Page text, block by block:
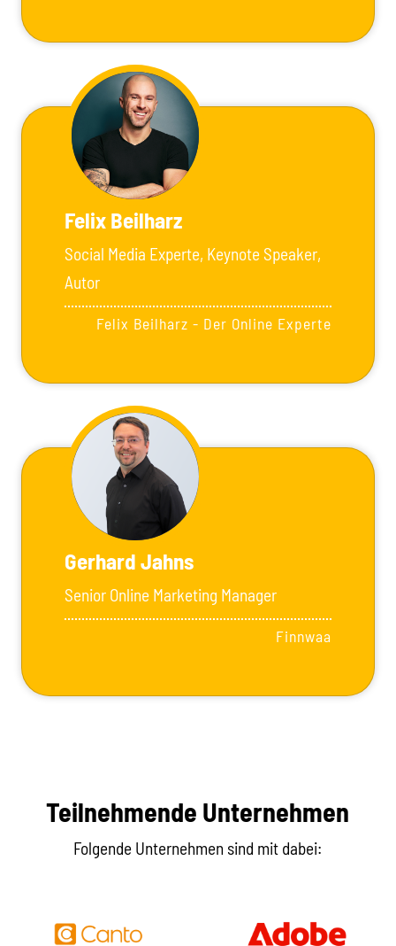
Felix Beilharz
Social Media Experte, Keynote Speaker,
Autor
Felix Beilharz - Der Online Experte
Gerhard Jahns
Senior Online Marketing Manager
Finnwaa
Teilnehmende Unternehmen
Folgende Unternehmen sind mit dabei: